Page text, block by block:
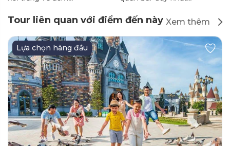
Tour liên quan với điểm đến này Xem thêm
Lựa chọn hàng đầu